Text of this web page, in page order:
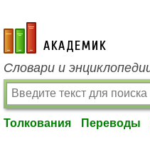
academic.ru
Словари и
Толкования Переводы